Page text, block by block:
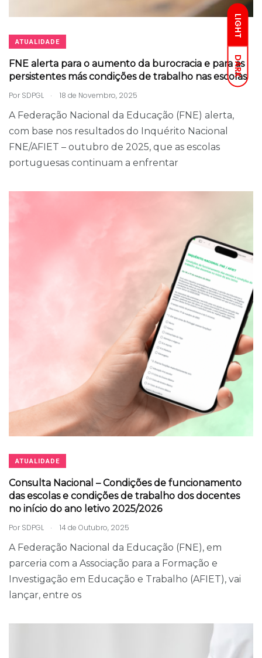
LIGHT
DARK
ATUALIDADE
FNE alerta para o aumento da burocracia e para as
persistentes más condições de trabalho nas escolas
Por SDPGL . 18 de Novembro, 2025
A Federação Nacional da Educação (FNE) alerta,
com base nos resultados do Inquérito Nacional
FNE/AFIET – outubro de 2025, que as escolas
portuguesas continuam a enfrentar
ATUALIDADE
Consulta Nacional – Condições de funcionamento
das escolas e condições de trabalho dos docentes
no início do ano letivo 2025/2026
Por SDPGL . 14 de Outubro, 2025
A Federação Nacional da Educação (FNE), em
parceria com a Associação para a Formação e
Investigação em Educação e Trabalho (AFIET), vai
lançar, entre os